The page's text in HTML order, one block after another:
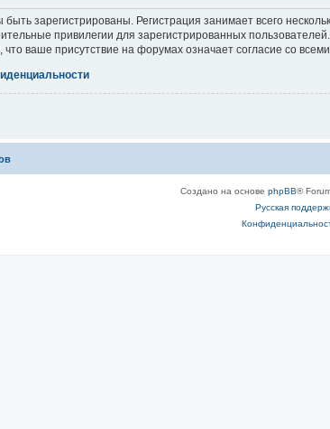
зарегистрированы. Регистрация занимает всего
привилегии для зарегистрированных
ваше присутствие на форумах означает согласие со
Создано на основе phpBB®
Русская